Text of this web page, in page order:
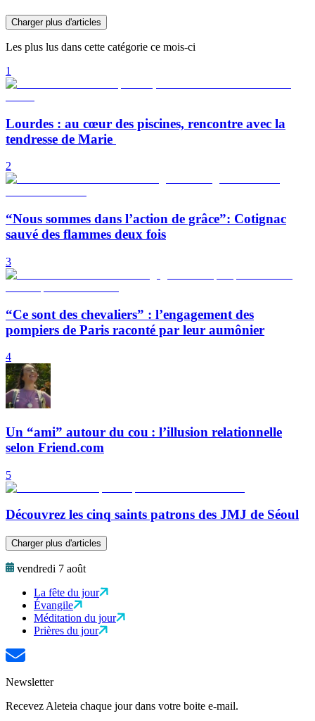
Charger plus d'articles
Les plus lus dans cette catégorie ce mois-ci
1
Lourdes : au cœur des piscines, rencontre avec la
tendresse de Marie
2
“Nous sommes dans l’action de grâce”: Cotignac
sauvé des flammes deux fois
3
“Ce sont des chevaliers” : l’engagement des
pompiers de Paris raconté par leur aumônier
4
Un “ami” autour du cou : l’illusion relationnelle
selon Friend.com
5
Découvrez les cinq saints patrons des JMJ de Séoul
Charger plus d'articles
vendredi 7 août
La fête du jour
Évangile
Méditation du jour
Prières du jour
Newsletter
Recevez Aleteia chaque jour dans votre boite e-mail.